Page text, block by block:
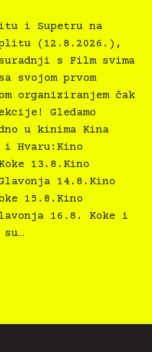
i Supetru na
(12.8.2026.),
s Film svima
svojom prvom
organiziranjem čak
Gledamo
u kinima Kina
Hvaru:Kino
13.8.Kino
14.8.Kino
15.8.Kino
16.8. Koke i